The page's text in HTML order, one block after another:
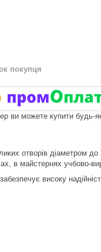
покупця
ви можете купити будь-
отворів діаметром
в майстернях учбово-
високу